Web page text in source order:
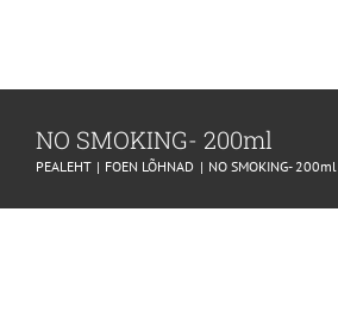
NO SMOKING- 200ml
PEALEHT FOEN LÕHNAD NO SMOKING- 200ml